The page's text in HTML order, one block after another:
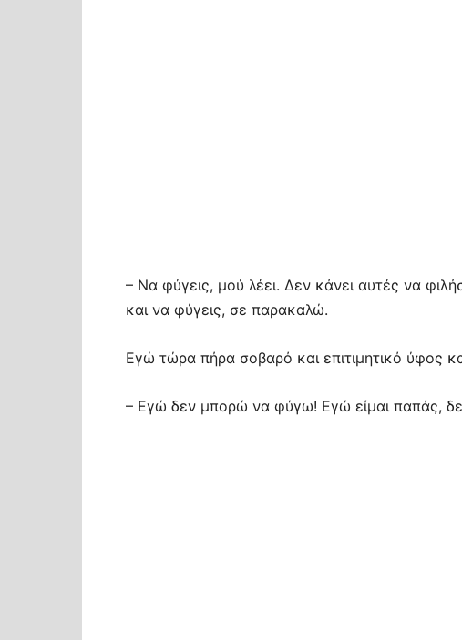
– Να φύγεις, μού λέει. Δεν κάνει αυτές να
και να φύγεις, σε παρακαλώ.
Εγώ τώρα πήρα σοβαρό και επιτιμητικό ύφος
– Εγώ δεν μπορώ να φύγω! Εγώ είμαι παπάς,